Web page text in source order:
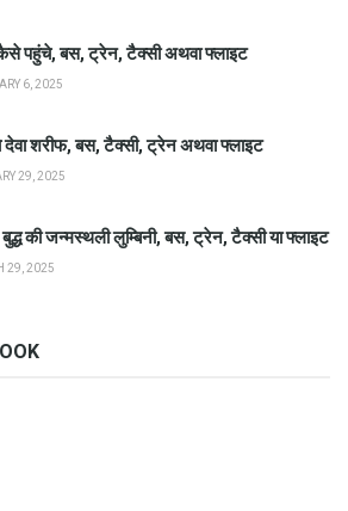
पहुंचे, बस, ट्रेन, टैक्सी अथवा फ्लाइट
6, 2025
शरीफ, बस, टैक्सी, ट्रेन अथवा फ्लाइट
29, 2025
की जन्मस्थली लुम्बिनी, बस, ट्रेन, टैक्सी या फ्लाइट
29, 2025